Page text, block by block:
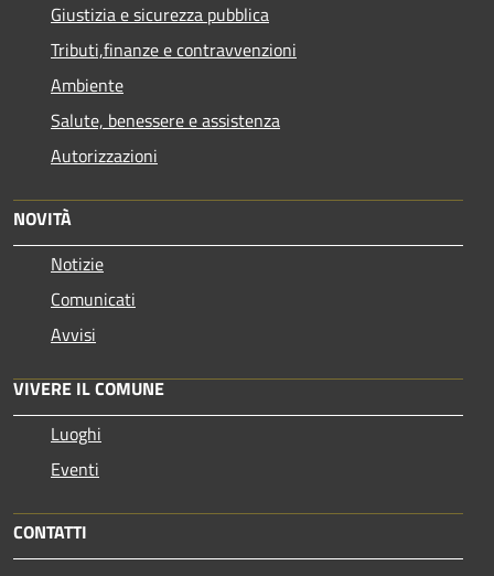
Giustizia e sicurezza pubblica
Tributi,finanze e contravvenzioni
Ambiente
Salute, benessere e assistenza
Autorizzazioni
NOVITÀ
Notizie
Comunicati
Avvisi
VIVERE IL COMUNE
Luoghi
Eventi
CONTATTI